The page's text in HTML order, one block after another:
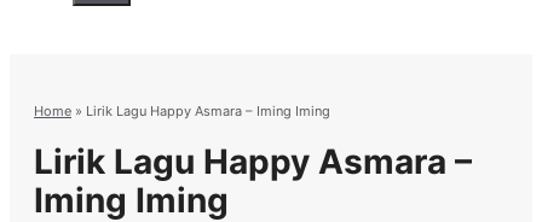
Home » Lirik Lagu Happy Asmara – Iming Iming
Lirik Lagu Happy Asmara –
Iming Iming